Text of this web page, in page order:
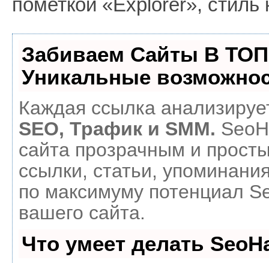
пометкой «Explorer»,
Забиваем Сайты В
Уникальные
Каждая ссылка
SEO, Трафик и SMM.
сайта прозрачным и
ссылки, статьи,
по максимуму потенциал
вашего сайта.
Что умеет делать